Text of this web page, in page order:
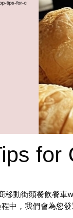
for
移動街頭餐飲餐
中，我們會為您